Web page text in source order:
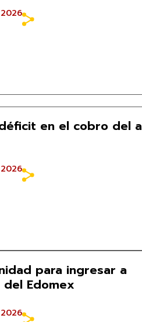
en el cobro del
para ingresar a
Edomex